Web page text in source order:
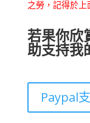
之勞，記得於上
若果你欣
助支持我
Paypal